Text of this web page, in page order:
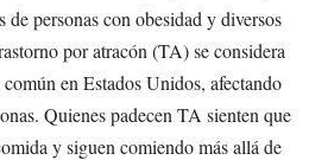
personas con obesidad y diversos
por atracón (TA) se considera
en Estados Unidos, afectando
Quienes padecen TA sienten que
y siguen comiendo más allá de